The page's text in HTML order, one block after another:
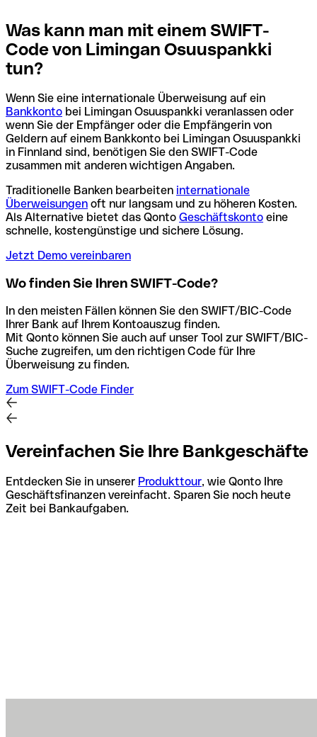
Was kann man mit einem SWIFT-
Code von Limingan Osuuspankki
tun?
Wenn Sie eine internationale Überweisung auf ein
Bankkonto bei Limingan Osuuspankki veranlassen oder
wenn Sie der Empfänger oder die Empfängerin von
Geldern auf einem Bankkonto bei Limingan Osuuspankki
in Finnland sind, benötigen Sie den SWIFT-Code
zusammen mit anderen wichtigen Angaben.
Traditionelle Banken bearbeiten internationale
Überweisungen oft nur langsam und zu höheren Kosten.
Als Alternative bietet das Qonto Geschäftskonto eine
schnelle, kostengünstige und sichere Lösung.
Jetzt Demo vereinbaren
Wo finden Sie Ihren SWIFT-Code?
In den meisten Fällen können Sie den SWIFT/BIC-Code
Ihrer Bank auf Ihrem Kontoauszug finden.
Mit Qonto können Sie auch auf unser Tool zur SWIFT/BIC-
Suche zugreifen, um den richtigen Code für Ihre
Überweisung zu finden.
Zum SWIFT-Code Finder
Vereinfachen Sie Ihre Bankgeschäfte
Entdecken Sie in unserer Produkttour, wie Qonto Ihre
Geschäftsfinanzen vereinfacht. Sparen Sie noch heute
Zeit bei Bankaufgaben.